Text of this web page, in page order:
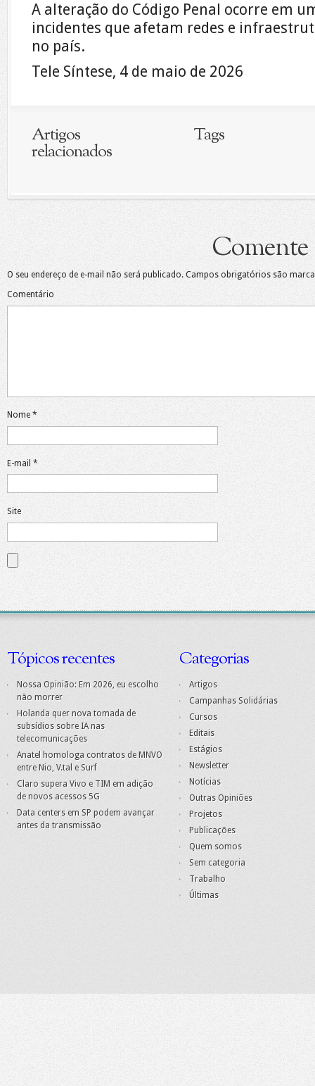
A alteração do Código Penal ocorre em
incidentes que afetam redes e
no país.
Tele Síntese, 4 de maio de 2026
Artigos
relacionados
Tags
Comente
O seu endereço de e-mail não será publicado. Campos obrigatórios são
Comentário
Nome *
E-mail *
Site
Tópicos recentes
Nossa Opinião: Em 2026, eu escolho
não morrer
Holanda quer nova tomada de
subsídios sobre IA nas
telecomunicações
Anatel homologa contratos de MNVO
entre Nio, V.tal e Surf
Claro supera Vivo e TIM em adição
de novos acessos 5G
Data centers em SP podem avançar
antes da transmissão
Categorias
Artigos
Campanhas Solidárias
Cursos
Editais
Estágios
Newsletter
Notícias
Outras Opiniões
Projetos
Publicações
Quem somos
Sem categoria
Trabalho
Últimas